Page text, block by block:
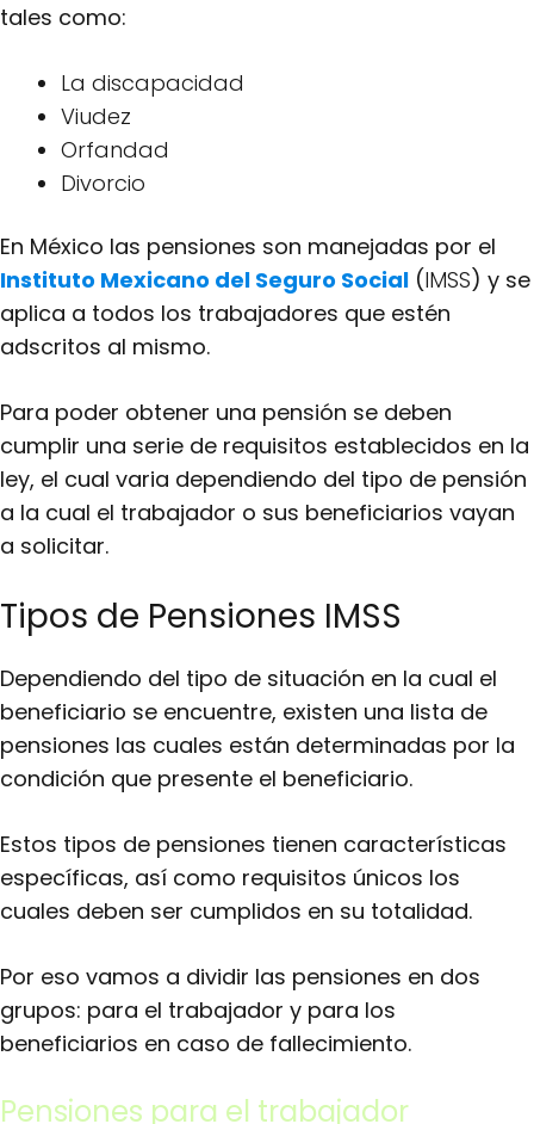
tales como:
La discapacidad
Viudez
Orfandad
Divorcio
En México las pensiones son manejadas por el
Instituto Mexicano del Seguro Social (IMSS) y se
aplica a todos los trabajadores que estén
adscritos al mismo.
Para poder obtener una pensión se deben
cumplir una serie de requisitos establecidos en la
ley, el cual varia dependiendo del tipo de pensión
a la cual el trabajador o sus beneficiarios vayan
a solicitar.
Tipos de Pensiones IMSS
Dependiendo del tipo de situación en la cual el
beneficiario se encuentre, existen una lista de
pensiones las cuales están determinadas por la
condición que presente el beneficiario.
Estos tipos de pensiones tienen características
específicas, así como requisitos únicos los
cuales deben ser cumplidos en su totalidad.
Por eso vamos a dividir las pensiones en dos
grupos: para el trabajador y para los
beneficiarios en caso de fallecimiento.
Pensiones para el trabajador